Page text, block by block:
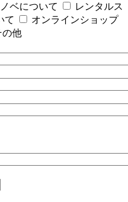
ベについて
レンタルス
て
オンラインショップ
の他